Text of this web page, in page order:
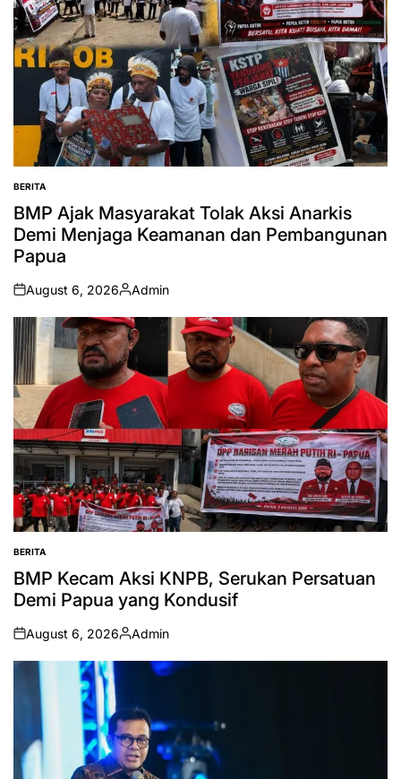
POSTED
IN
BERITA
BMP Ajak Masyarakat Tolak Aksi Anarkis
Demi Menjaga Keamanan dan Pembangunan
Papua
on
August 6, 2026
Posted
by
Admin
POSTED
IN
BERITA
BMP Kecam Aksi KNPB, Serukan Persatuan
Demi Papua yang Kondusif
on
August 6, 2026
Posted
by
Admin